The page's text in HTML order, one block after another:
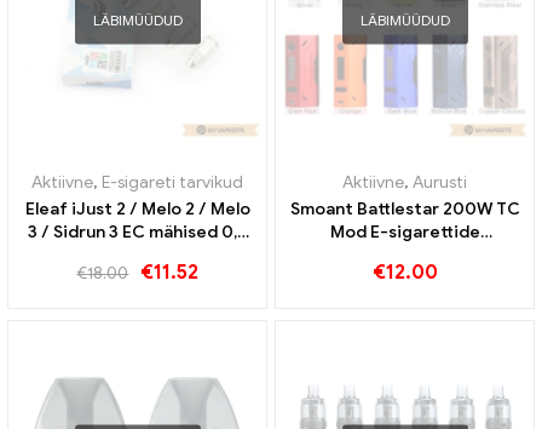
LÄBIMÜÜDUD
Aktiivne, E-sigareti tarvikud
Eleaf iJust 2 / Melo 2 / Melo
3 / Sidrun 3 EC mähised 0,3
E-sigarettide hulgimüük丨
€18.00 €11.52
LÄBIMÜÜDUD
Aktiivne, Aurusti
Smoant Battlestar 200W TC
Mod E-sigarettide
€12.00